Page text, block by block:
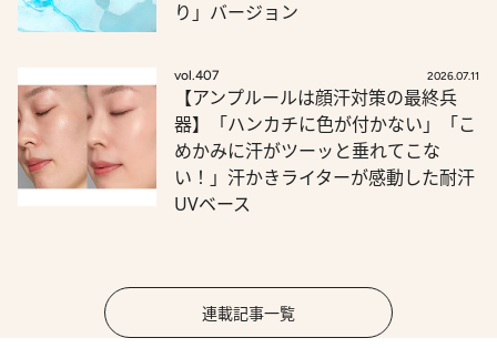
り」バージョン
vol.407 2026.07.11
【アンプルールは顔汗対策の最終兵
器】「ハンカチに色が付かない」「こ
めかみに汗がツーッと垂れてこな
い！」汗かきライターが感動した耐汗
UVベース
連載記事一覧